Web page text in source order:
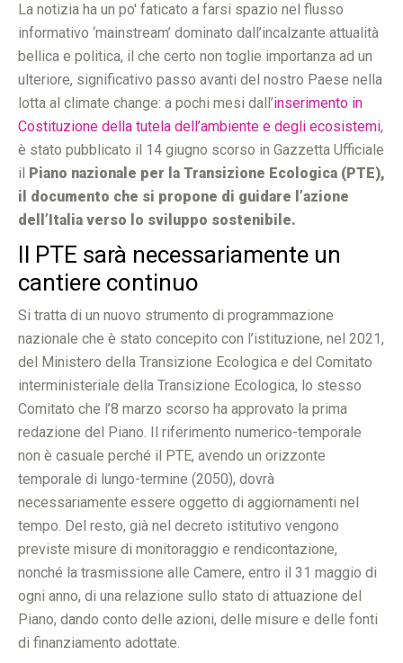
La notizia ha un po' faticato a farsi spazio nel flusso
informativo ‘mainstream’ dominato dall’incalzante attualità
bellica e politica, il che certo non toglie importanza ad un
ulteriore, significativo passo avanti del nostro Paese nella
lotta al climate change: a pochi mesi dall’inserimento in
Costituzione della tutela dell’ambiente e degli ecosistemi,
è stato pubblicato il 14 giugno scorso in Gazzetta Ufficiale
il Piano nazionale per la Transizione Ecologica (PTE),
il documento che si propone di guidare l’azione
dell’Italia verso lo sviluppo sostenibile.
Il PTE sarà necessariamente un
cantiere continuo
Si tratta di un nuovo strumento di programmazione
nazionale che è stato concepito con l’istituzione, nel 2021,
del Ministero della Transizione Ecologica e del Comitato
interministeriale della Transizione Ecologica, lo stesso
Comitato che l’8 marzo scorso ha approvato la prima
redazione del Piano. Il riferimento numerico-temporale
non è casuale perché il PTE, avendo un orizzonte
temporale di lungo-termine (2050), dovrà
necessariamente essere oggetto di aggiornamenti nel
tempo. Del resto, già nel decreto istitutivo vengono
previste misure di monitoraggio e rendicontazione,
nonché la trasmissione alle Camere, entro il 31 maggio di
ogni anno, di una relazione sullo stato di attuazione del
Piano, dando conto delle azioni, delle misure e delle fonti
di finanziamento adottate.